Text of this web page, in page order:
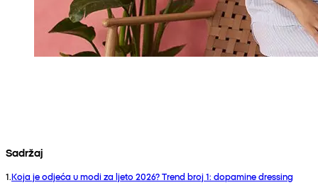
Sadržaj
1.Koja je odjeća u modi za ljeto 2026? Trend broj 1: dopamine dressing